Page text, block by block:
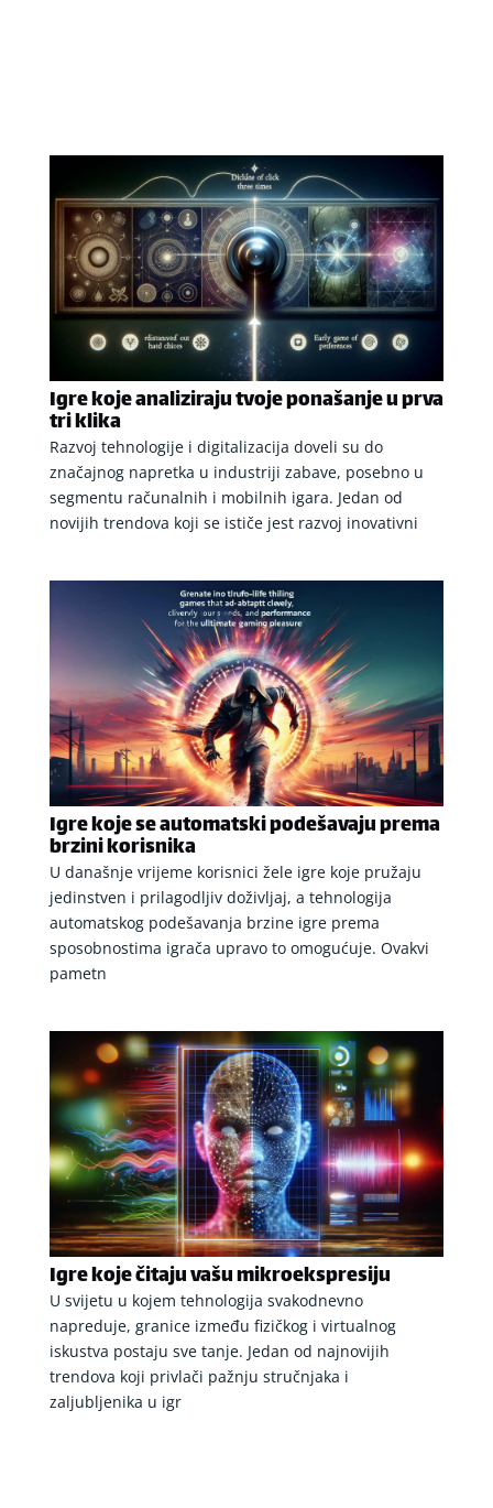
Igre koje analiziraju tvoje ponašanje u prva
tri klika
Razvoj tehnologije i digitalizacija doveli su do
značajnog napretka u industriji zabave, posebno u
segmentu računalnih i mobilnih igara. Jedan od
novijih trendova koji se ističe jest razvoj inovativni
Igre koje se automatski podešavaju prema
brzini korisnika
U današnje vrijeme korisnici žele igre koje pružaju
jedinstven i prilagodljiv doživljaj, a tehnologija
automatskog podešavanja brzine igre prema
sposobnostima igrača upravo to omogućuje. Ovakvi
pametn
Igre koje čitaju vašu mikroekspresiju
U svijetu u kojem tehnologija svakodnevno
napreduje, granice između fizičkog i virtualnog
iskustva postaju sve tanje. Jedan od najnovijih
trendova koji privlači pažnju stručnjaka i
zaljubljenika u igr